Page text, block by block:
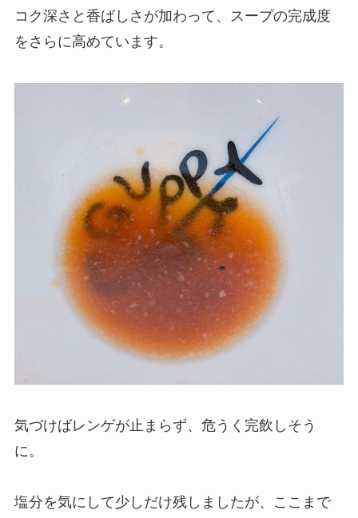
コク深さと香ばしさが加わって、スープの完成度
をさらに高めています。
気づけばレンゲが止まらず、危うく完飲しそう
に。
塩分を気にして少しだけ残しましたが、ここまで